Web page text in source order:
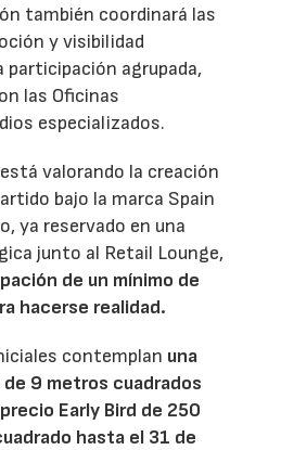
también coordinará las
y visibilidad
participación agrupada,
las Oficinas
especializados.
valorando la creación
bajo la marca Spain
ya reservado en una
junto al Retail Lounge,
de un mínimo de
hacerse realidad.
contemplan una
9 metros cuadrados
Early Bird de 250
hasta el 31 de